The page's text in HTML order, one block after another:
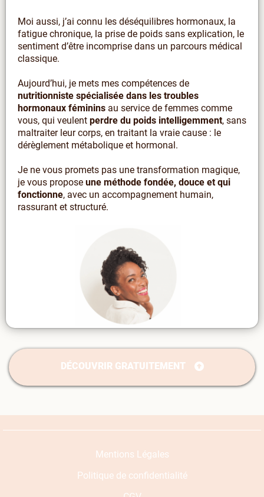
Moi aussi, j’ai connu les déséquilibres hormonaux, la
fatigue chronique, la prise de poids sans explication, le
sentiment d’être incomprise dans un parcours médical
classique.
Aujourd’hui, je mets mes compétences de
nutritionniste spécialisée dans les troubles
hormonaux féminins au service de femmes comme
vous, qui veulent perdre du poids intelligemment, sans
maltraiter leur corps, en traitant la vraie cause : le
dérèglement métabolique et hormonal.
Je ne vous promets pas une transformation magique,
je vous propose une méthode fondée, douce et qui
fonctionne, avec un accompagnement humain,
rassurant et structuré.
DÉCOUVRIR GRATUITEMENT
Mentions Légales
Politique de confidentialité